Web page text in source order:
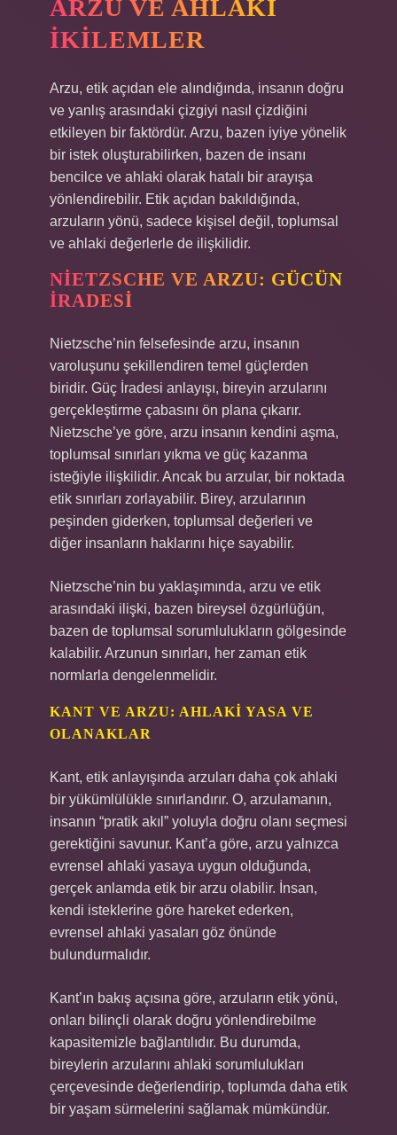
ARZU VE AHLAKI
İKILEMLER
Arzu, etik açıdan ele alındığında, insanın doğru
ve yanlış arasındaki çizgiyi nasıl çizdiğini
etkileyen bir faktördür. Arzu, bazen iyiye yönelik
bir istek oluşturabilirken, bazen de insanı
bencilce ve ahlaki olarak hatalı bir arayışa
yönlendirebilir. Etik açıdan bakıldığında,
arzuların yönü, sadece kişisel değil, toplumsal
ve ahlaki değerlerle de ilişkilidir.
NIETZSCHE VE ARZU: GÜCÜN
İRADESI
Nietzsche’nin felsefesinde arzu, insanın
varoluşunu şekillendiren temel güçlerden
biridir. Güç İradesi anlayışı, bireyin arzularını
gerçekleştirme çabasını ön plana çıkarır.
Nietzsche’ye göre, arzu insanın kendini aşma,
toplumsal sınırları yıkma ve güç kazanma
isteğiyle ilişkilidir. Ancak bu arzular, bir noktada
etik sınırları zorlayabilir. Birey, arzularının
peşinden giderken, toplumsal değerleri ve
diğer insanların haklarını hiçe sayabilir.
Nietzsche’nin bu yaklaşımında, arzu ve etik
arasındaki ilişki, bazen bireysel özgürlüğün,
bazen de toplumsal sorumlulukların gölgesinde
kalabilir. Arzunun sınırları, her zaman etik
normlarla dengelenmelidir.
KANT VE ARZU: AHLAKI YASA VE
OLANAKLAR
Kant, etik anlayışında arzuları daha çok ahlaki
bir yükümlülükle sınırlandırır. O, arzulamanın,
insanın “pratik akıl” yoluyla doğru olanı seçmesi
gerektiğini savunur. Kant’a göre, arzu yalnızca
evrensel ahlaki yasaya uygun olduğunda,
gerçek anlamda etik bir arzu olabilir. İnsan,
kendi isteklerine göre hareket ederken,
evrensel ahlaki yasaları göz önünde
bulundurmalıdır.
Kant’ın bakış açısına göre, arzuların etik yönü,
onları bilinçli olarak doğru yönlendirebilme
kapasitemizle bağlantılıdır. Bu durumda,
bireylerin arzularını ahlaki sorumlulukları
çerçevesinde değerlendirip, toplumda daha etik
bir yaşam sürmelerini sağlamak mümkündür.